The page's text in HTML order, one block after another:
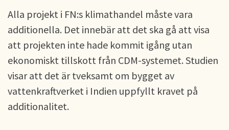
Alla projekt i FN:s klimathandel måste vara
additionella. Det innebär att det ska gå att visa
att projekten inte hade kommit igång utan
ekonomiskt tillskott från CDM-systemet. Studien
visar att det är tveksamt om bygget av
vattenkraftverket i Indien uppfyllt kravet på
additionalitet.